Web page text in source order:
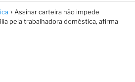
Assinar carteira não impede
pela trabalhadora doméstica, afirma